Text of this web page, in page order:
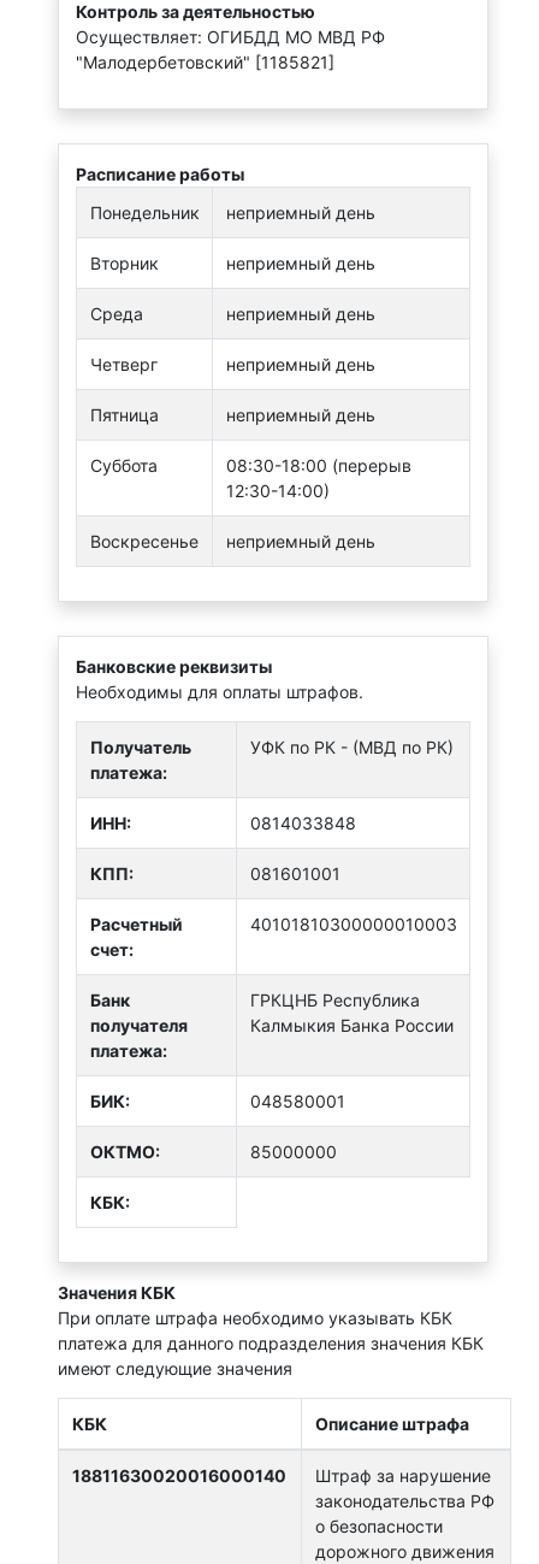
Контроль за деятельностью
Осуществляет: ОГИБДД МО МВД РФ
"Малодербетовский" [1185821]
Расписание работы
Понедельник
неприемный день
Вторник неприемный день
Среда неприемный день
Четверг неприемный день
Пятница неприемный день
Суббота
08:30-18:00 (перерыв
12:30-14:00)
Воскресенье неприемный день
Банковские реквизиты
Необходимы для оплаты штрафов.
Получатель
платежа:
УФК по РК - (МВД по РК)
ИНН: 0814033848
КПП: 081601001
Расчетный
счет:
40101810300000010003
Банк
получателя
платежа:
ГРКЦНБ Республика
Калмыкия Банка России
БИК: 048580001
ОКТMО: 85000000
КБК:
Значения КБК
При оплате штрафа необходимо указывать КБК
платежа для данного подразделения значения КБК
имеют следующие значения
КБК Описание штрафа
18811630020016000140
Штраф за нарушение
законодательства РФ
о безопасности
дорожного движения